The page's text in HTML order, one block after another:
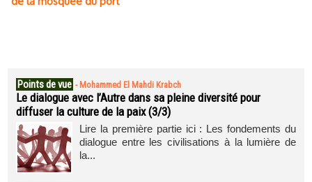
Points de vue - Mohammed El Mahdi Krabch
Le dialogue avec l’Autre dans sa pleine diversité pour
diffuser la culture de la paix (3/3)
Lire la première partie ici : Les fondements du
dialogue entre les civilisations à la lumière de
la...